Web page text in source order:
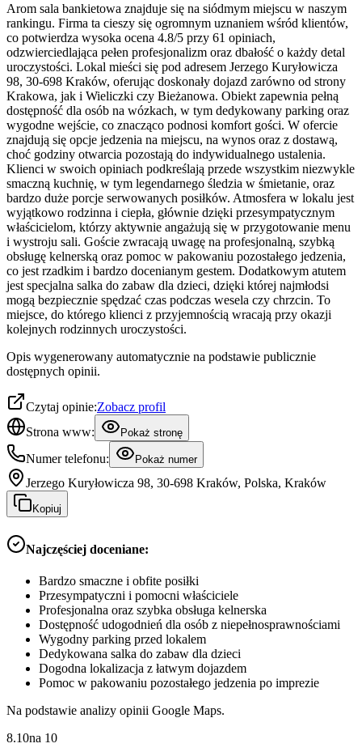
Arom sala bankietowa znajduje się na siódmym miejscu w naszym
rankingu. Firma ta cieszy się ogromnym uznaniem wśród klientów,
co potwierdza wysoka ocena 4.8/5 przy 61 opiniach,
odzwierciedlająca pełen profesjonalizm oraz dbałość o każdy detal
uroczystości. Lokal mieści się pod adresem Jerzego Kuryłowicza
98, 30-698 Kraków, oferując doskonały dojazd zarówno od strony
Krakowa, jak i Wieliczki czy Bieżanowa. Obiekt zapewnia pełną
dostępność dla osób na wózkach, w tym dedykowany parking oraz
wygodne wejście, co znacząco podnosi komfort gości. W ofercie
znajdują się opcje jedzenia na miejscu, na wynos oraz z dostawą,
choć godziny otwarcia pozostają do indywidualnego ustalenia.
Klienci w swoich opiniach podkreślają przede wszystkim niezwykle
smaczną kuchnię, w tym legendarnego śledzia w śmietanie, oraz
bardzo duże porcje serwowanych posiłków. Atmosfera w lokalu jest
wyjątkowo rodzinna i ciepła, głównie dzięki przesympatycznym
właścicielom, którzy aktywnie angażują się w przygotowanie menu
i wystroju sali. Goście zwracają uwagę na profesjonalną, szybką
obsługę kelnerską oraz pomoc w pakowaniu pozostałego jedzenia,
co jest rzadkim i bardzo docenianym gestem. Dodatkowym atutem
jest specjalna salka do zabaw dla dzieci, dzięki której najmłodsi
mogą bezpiecznie spędzać czas podczas wesela czy chrzcin. To
miejsce, do którego klienci z przyjemnością wracają przy okazji
kolejnych rodzinnych uroczystości.
Opis wygenerowany automatycznie na podstawie publicznie
dostępnych opinii.
Czytaj opinie:Zobacz profil
Strona www:
Pokaż stronę
Numer telefonu: Pokaż numer
Jerzego Kuryłowicza 98, 30-698 Kraków, Polska, Kraków
Kopiuj
Najczęściej doceniane:
Bardzo smaczne i obfite posiłki
Przesympatyczni i pomocni właściciele
Profesjonalna oraz szybka obsługa kelnerska
Dostępność udogodnień dla osób z niepełnosprawnościami
Wygodny parking przed lokalem
Dedykowana salka do zabaw dla dzieci
Dogodna lokalizacja z łatwym dojazdem
Pomoc w pakowaniu pozostałego jedzenia po imprezie
Na podstawie analizy opinii Google Maps.
8.10na 10